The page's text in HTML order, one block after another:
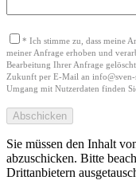
* Ich stimme zu, dass meine
meiner Anfrage erhoben und
Bearbeitung Ihrer Anfrage
Zukunft per E-Mail an
Umgang mit Nutzerdaten finden
Sie müssen den Inhalt
abzuschicken. Bitte
Drittanbietern